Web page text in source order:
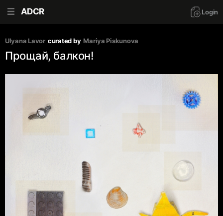
ADCR Login
Ulyana Lavor curated by Mariya Piskunova
Прощай, балкон!